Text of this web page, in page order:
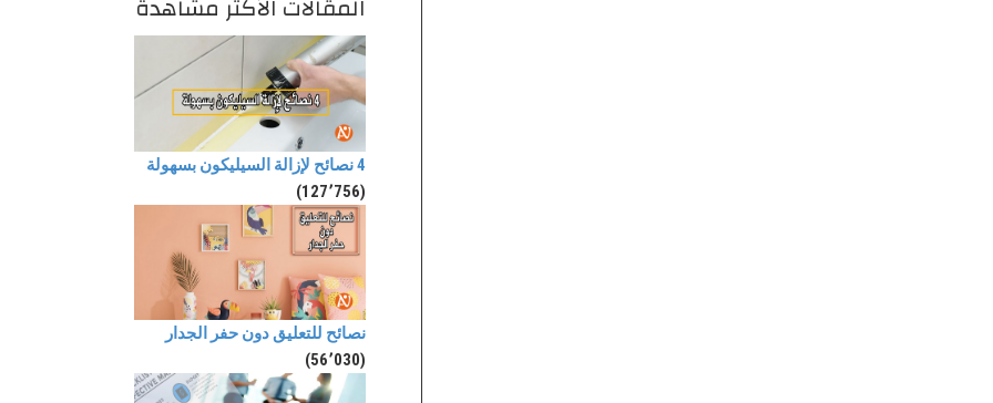
المقالات الأكثر مشاهدة
4 نصائح لإزالة السيليكون بسهولة
(127٬756)
نصائح للتعليق دون حفر الجدار
(56٬030)